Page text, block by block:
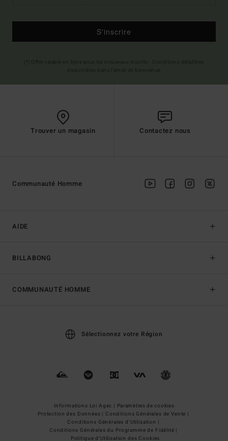
S'inscrire
Trouver un magasin Contactez nous
AIDE
BILLABONG
Communauté Homme
COMMUNAUTÉ HOMME
Sélectionnez votre Région
Informations Loi Agec | Paramètres de cookies
Protection des Données | Conditions Générales de Vente |
Conditions Générales d'Utilisation |
Conditions Générales du Programme de Fidélité |
Politique d'Utilisation des Cookies